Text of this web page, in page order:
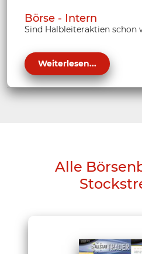
Börse - Intern
Sind Halbleiteraktien schon
Weiterlesen...
Alle